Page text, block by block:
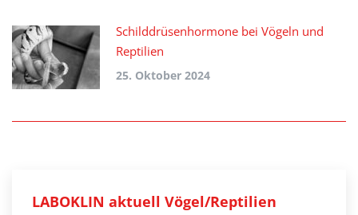
Schilddrüsenhormone bei Vögeln und
Reptilien
25. Oktober 2024
LABOKLIN aktuell Vögel/Reptilien